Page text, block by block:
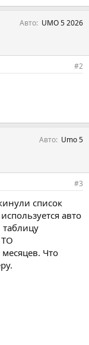
Авто UMO 5 2026
#2
Авто Umo 5
#3
список
авто
таблицу
ТО
Что